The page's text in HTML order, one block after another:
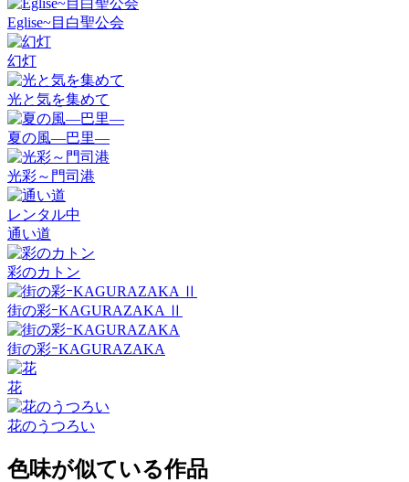
Eglise~目白聖公会
幻灯
光と気を集めて
夏の風―巴里―
光彩～門司港
レンタル中
通い道
彩のカトン
街の彩ｰKAGURAZAKA Ⅱ
街の彩ｰKAGURAZAKA
花
花のうつろい
色味が似ている作品